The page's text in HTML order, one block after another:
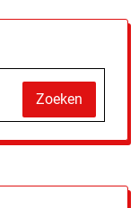
Zoeken